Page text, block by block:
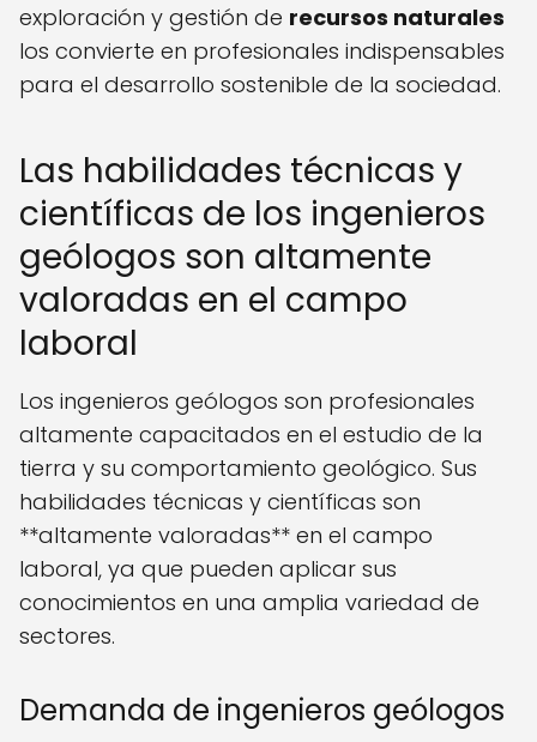
exploración y gestión de recursos naturales
los convierte en profesionales indispensables
para el desarrollo sostenible de la sociedad.
Las habilidades técnicas y
científicas de los ingenieros
geólogos son altamente
valoradas en el campo
laboral
Los ingenieros geólogos son profesionales
altamente capacitados en el estudio de la
tierra y su comportamiento geológico. Sus
habilidades técnicas y científicas son
**altamente valoradas** en el campo
laboral, ya que pueden aplicar sus
conocimientos en una amplia variedad de
sectores.
Demanda de ingenieros geólogos